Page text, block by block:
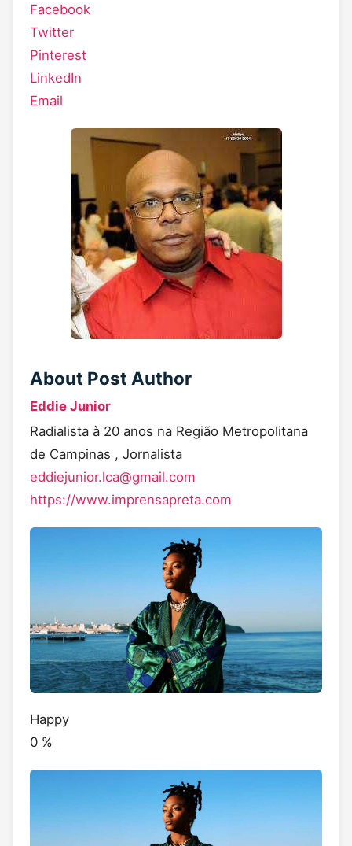
Facebook
Twitter
Pinterest
LinkedIn
Email
About Post Author
Eddie Junior
Radialista à 20 anos na Região Metropolitana
de Campinas , Jornalista
eddiejunior.lca@gmail.com
https://www.imprensapreta.com
Happy
0 %